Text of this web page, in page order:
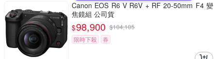
Canon EOS R6 V R6V + RF 20-50mm F4 變
焦鏡組 公司貨
$98,900 $104,105
限時下殺
券